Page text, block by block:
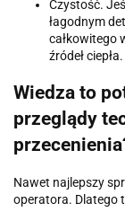
Czystość.
łagodnym
całkowitego
źródeł ciepła.
Wiedza to
przeglądy
Nawet najlepszy
operatora. Dlatego